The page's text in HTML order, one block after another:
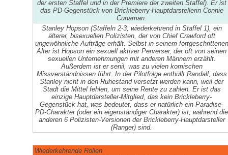
der ersten Staffel und in der Premiere der zweiten Staffel). Er ist
das PD-Gegenstück von Brickleberry-Hauptdarstellerin Connie
Cunaman.
Stanley Hopson (Staffeln 2-3; wiederkehrend in Staffel 1), ein
älterer, bisexuellen Polizisten, der von Chief Crawford oft
ungewöhnliche Aufträge erhält. Selbst in seinem fortgeschrittenen
Alter ist Hopson ein sexuell aktiver Perverser, der oft von seinen
sexuellen Unternehmungen mit anderen Männern erzählt.
Außerdem ist er senil, was zu vielen komischen
Missverständnissen führt. In der Pilotfolge enthüllt Randall, dass
Stanley nicht in den Ruhestand versetzt werden kann, weil der
Stadt die Mittel fehlen, um seine Rente zu zahlen. Er ist das
einzige Hauptdarsteller-Mitglied, das kein Brickleberry-
Gegenstück hat, was bedeutet, dass er natürlich ein Paradise-
PD-Charakter (oder ein eigenständiger Charakter) ist, während die
anderen 6 Polizisten-Versionen der Brickleberry-Hauptdarsteller
(Ranger) sind.
Wiederkehrende Rollen